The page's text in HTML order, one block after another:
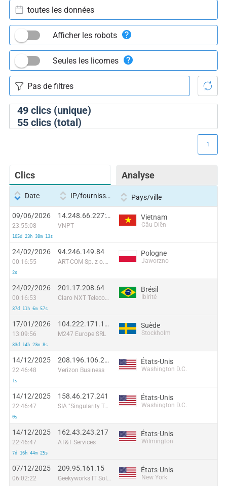
49clics (unique)
55clics (total)
toutes les données
Afficher les robots
Seules les licornes
Clics Analyse
1
Date IP/fournisseur Pays/ville
09/06/2026
23:55:08
105d 23h 38m 13s
14.248.66.227:52580
VNPT
Vietnam
Cầu Diễn
24/02/2026
00:16:55
2s
94.246.149.84
ART-COM Sp. z o.o. LIR
Pologne
Jaworzno
24/02/2026
00:16:53
37d 11h 6m 57s
201.17.208.64
Claro NXT Telecomunicacoes Ltda
Brésil
Ibirité
17/01/2026
13:09:56
33d 14h 23m 8s
104.222.171.156
M247 Europe SRL
Suède
Stockholm
14/12/2025
22:46:48
1s
208.196.106.226
Verizon Business
États-Unis
Washington D.C.
14/12/2025
22:46:47
0s
158.46.217.241
SIA "Singularity Telecom"
États-Unis
Washington D.C.
14/12/2025
22:46:47
7d 16h 44m 25s
162.43.243.217
AT&T Services
États-Unis
Wilmington
07/12/2025
06:02:22
209.95.161.15
Geekyworks IT Solutions Pvt Ltd
États-Unis
New York